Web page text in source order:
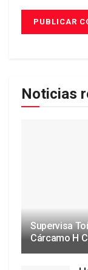
Noticias
Supervisa
Cárcamo H